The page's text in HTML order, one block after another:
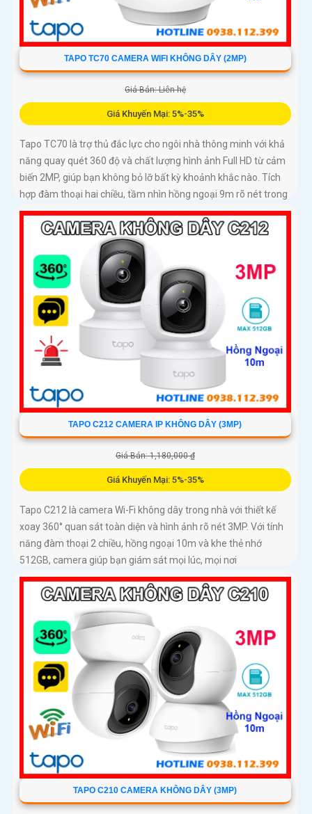
TAPO TC70 CAMERA WIFI KHÔNG DÂY (2MP)
Giá Bán: Liên hệ
Giá Khuyến Mại: 5%-35%
Tapo TC70 là trợ thủ đắc lực cho ngôi nhà thông minh với khả
năng quay quét 360 độ và chất lượng hình ảnh Full HD từ cảm
biến 2MP, giúp bạn không bỏ lỡ bất kỳ khoảnh khắc nào. Tích
hợp đàm thoại hai chiều, tầm nhìn hồng ngoại 9m rõ nét trong
đêm và hỗ trợ thẻ nhớ lên đến 512GB, camera lưu giữ mọi diễn
biến quan trọng và tính năng phát hiện chuyển động thông
minh và gửi cảnh báo
TAPO C212 CAMERA IP KHÔNG DÂY (3MP)
Giá Bán: 1,180,000 ₫
Giá Khuyến Mại: 5%-35%
Tapo C212 là camera Wi-Fi không dây trong nhà với thiết kế
xoay 360° quan sát toàn diện và hình ảnh rõ nét 3MP. Với tính
năng đàm thoại 2 chiều, hồng ngoại 10m và khe thẻ nhớ
512GB, camera giúp bạn giám sát mọi lúc, mọi nơi
TAPO C210 CAMERA KHÔNG DÂY (3MP)